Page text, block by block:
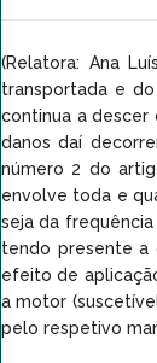
(Relatora: Ana
transportada e
continua a descer
danos daí
número 2 do
envolve toda e
seja da
tendo presente a
efeito de
a motor
pelo respetivo